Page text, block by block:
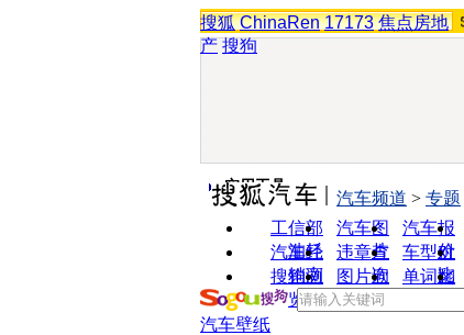
搜狐 ChinaRen 17173 焦点房地
产 搜狗
实用工具
工信部
油耗
汽车图
片
汽车报
价
汽车经
销商
违章查
询
车型对
比
搜狗浏
览器
图片欣
赏
单词翻
汽车频道 > 专题
汽车壁纸